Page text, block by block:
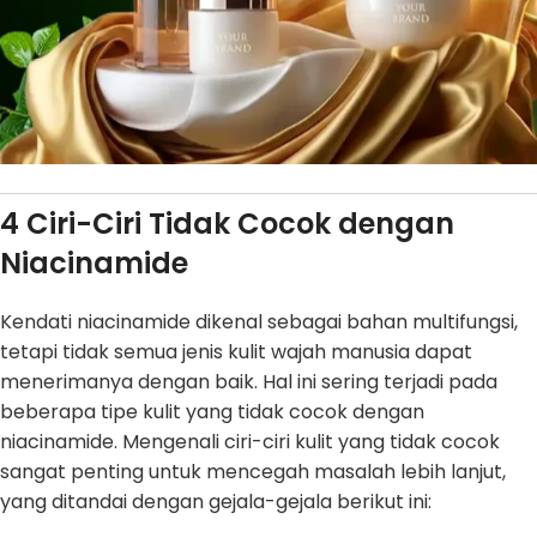
4 Ciri-Ciri Tidak Cocok dengan
Niacinamide
Kendati niacinamide dikenal sebagai bahan multifungsi,
tetapi tidak semua jenis kulit wajah manusia dapat
menerimanya dengan baik. Hal ini sering terjadi pada
beberapa tipe kulit yang tidak cocok dengan
niacinamide. Mengenali ciri-ciri kulit yang tidak cocok
sangat penting untuk mencegah masalah lebih lanjut,
yang ditandai dengan gejala-gejala berikut ini: